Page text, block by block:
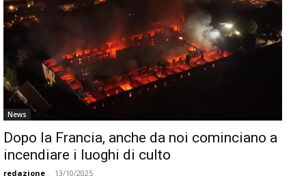
News
Dopo la Francia, anche da noi cominciano a
incendiare i luoghi di culto
redazione - 13/10/2025